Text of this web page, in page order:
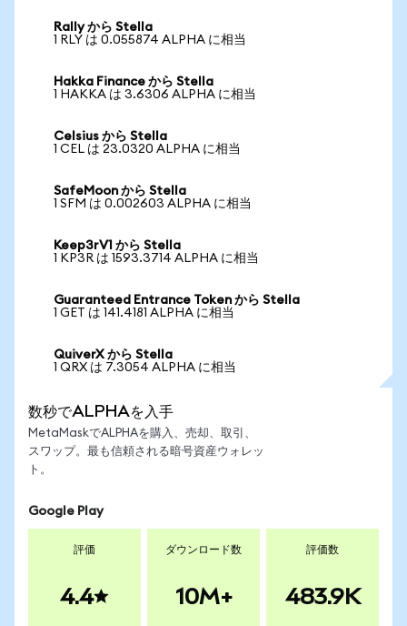
Rally から Stella
1 RLY は 0.055874 ALPHA に相当
Hakka Finance から Stella
1 HAKKA は 3.6306 ALPHA に相当
Celsius から Stella
1 CEL は 23.0320 ALPHA に相当
SafeMoon から Stella
1 SFM は 0.002603 ALPHA に相当
Keep3rV1 から Stella
1 KP3R は 1593.3714 ALPHA に相当
Guaranteed Entrance Token から Stella
1 GET は 141.4181 ALPHA に相当
QuiverX から Stella
1 QRX は 7.3054 ALPHA に相当
数秒でALPHAを入手
MetaMaskでALPHAを購入、売却、取引、
スワップ。最も信頼される暗号資産ウォレッ
ト。
Google Play
評価
4.4
ダウンロード数
10M+
評価数
483.9K